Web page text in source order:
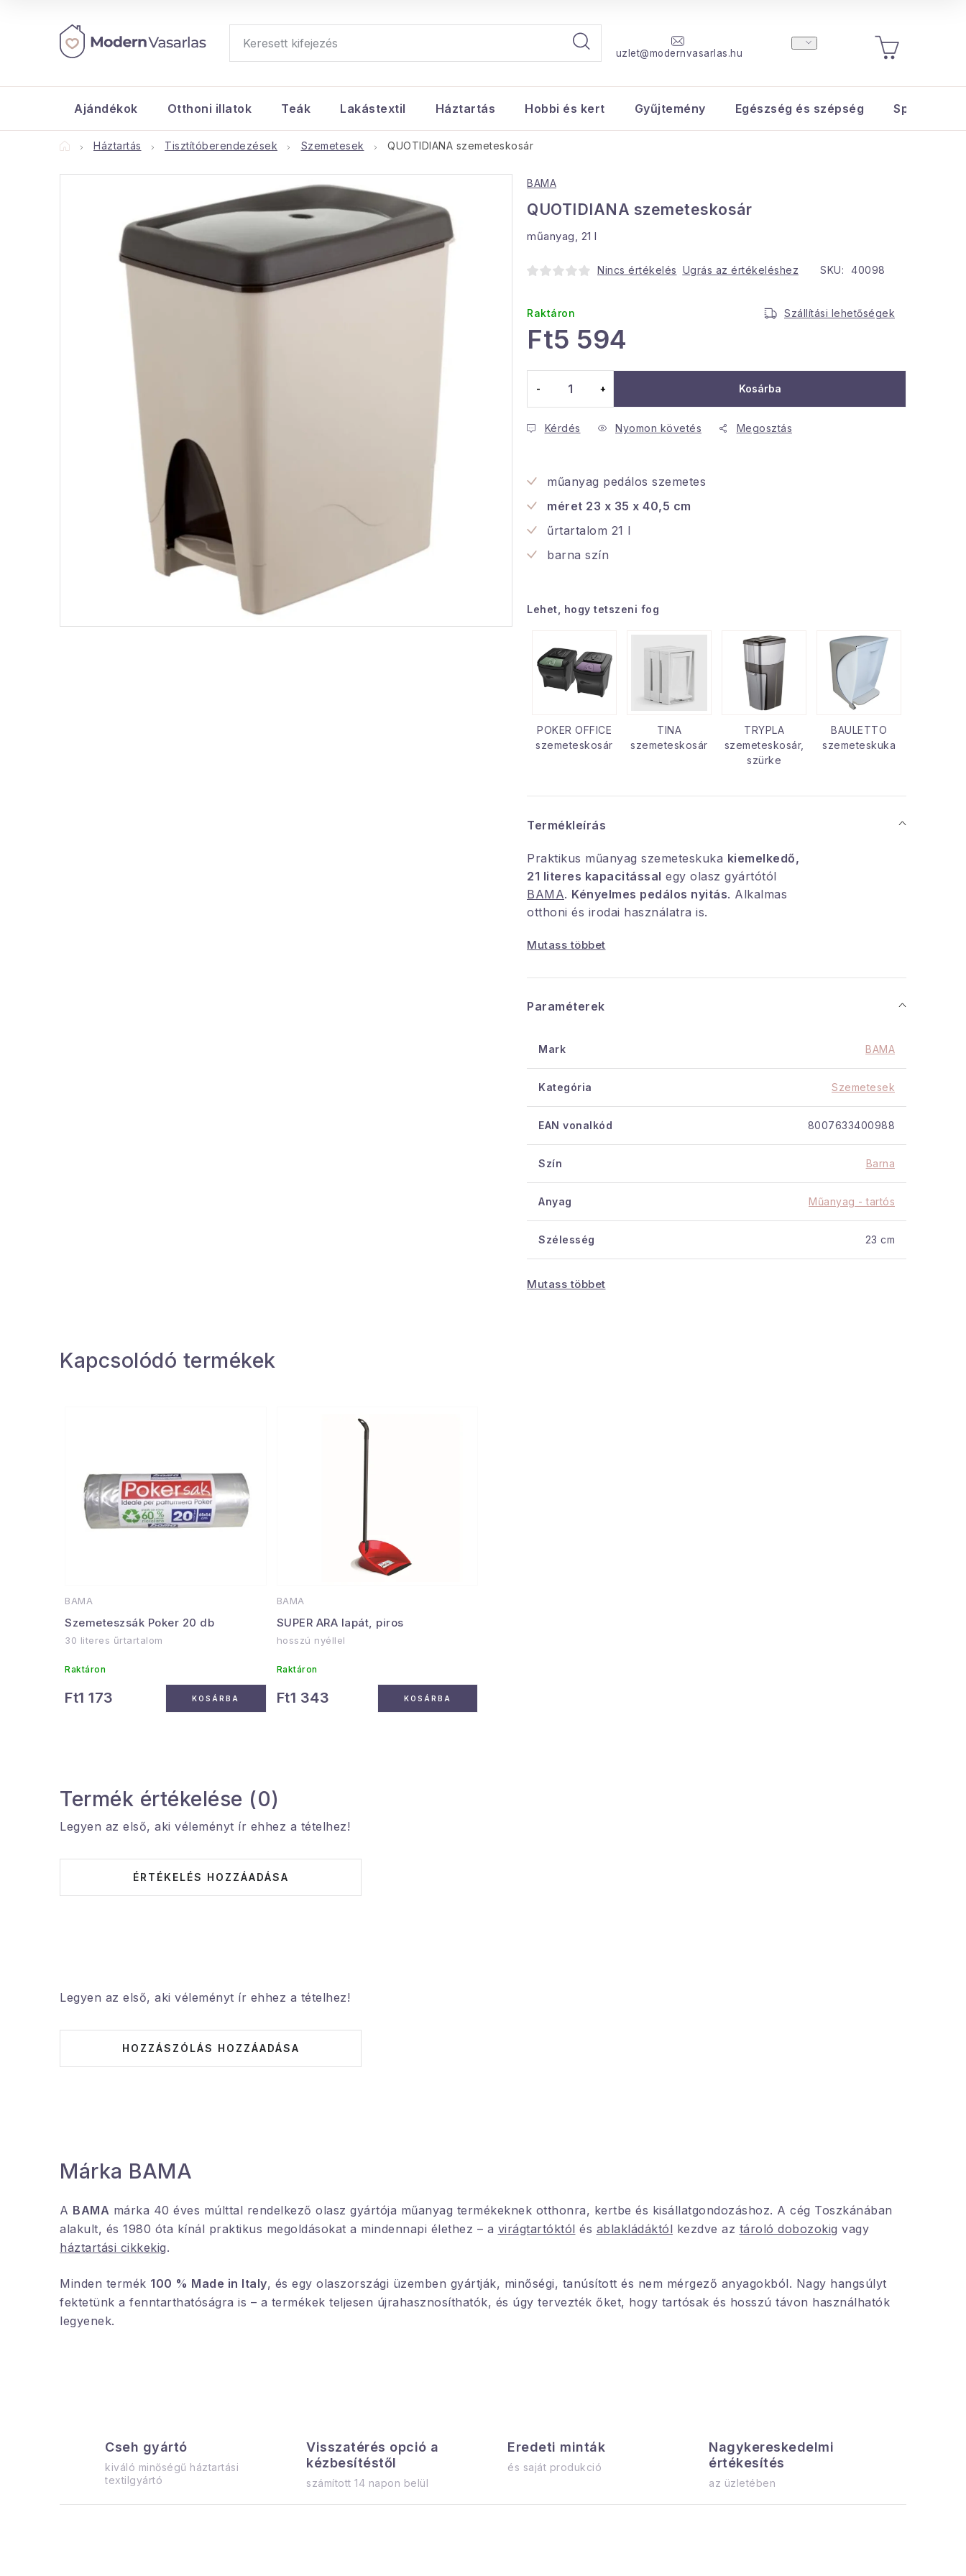
tartalomhoz
uzlet@modernvasarlas.hu
KOSÁR
Ajándékok Otthoni illatok Teák Lakástextil Háztartás Hobbi és kert Gyűjtemény Egészség és szépség Sport és
KezdőlapHáztartás Tisztítóberendezések Szemetesek QUOTIDIANA szemeteskosár
BAMA
QUOTIDIANA szemeteskosár
műanyag, 21 l
Nincs értékelés Ugrás az értékeléshez SKU: 40098
Raktáron Szállítási lehetőségek
Ft5 594
Kosárba
Kérdés Nyomon követés Megosztás
műanyag pedálos szemetes
méret 23 x 35 x 40,5 cm
űrtartalom 21 l
barna szín
Lehet, hogy tetszeni fog
POKER OFFICE
szemeteskosár
TINA
szemeteskosár
TRYPLA
szemeteskosár,
szürke
BAULETTO
szemeteskuka
Termékleírás
Praktikus műanyag szemeteskuka kiemelkedő,
21 literes kapacitással egy olasz gyártótól
BAMA. Kényelmes pedálos nyitás. Alkalmas
otthoni és irodai használatra is.
Méret: 23 x 35 x 40,5 cm
Szín: barna
Űrtartalom: 21 l
Minden
ütésálló
színtartó
Mutass többet
Paraméterek
Mark BAMA
Kategória Szemetesek
EAN vonalkód 8007633400988
Szín Barna
Anyag Műanyag - tartós
Szélesség 23 cm
Mutass többet
Cseh gyártó
kiváló minőségű háztartási
textilgyártó
Visszatérés opció a
kézbesítéstől
számított 14 napon belül
Eredeti minták
és saját produkció
Nagykereskedelmi
értékesítés
az üzletében
Termék értékelése (0)
Legyen az első, aki véleményt ír ehhez a tételhez!
ÉRTÉKELÉS HOZZÁADÁSA
Legyen az első, aki véleményt ír ehhez a tételhez!
HOZZÁSZÓLÁS HOZZÁADÁSA
Márka BAMA
A BAMA márka 40 éves múlttal rendelkező olasz gyártója műanyag termékeknek otthonra, kertbe és kisállatgondozáshoz. A cég Toszkánában
alakult, és 1980 óta kínál praktikus megoldásokat a mindennapi élethez – a virágtartóktól és ablakládáktól kezdve az tároló dobozokig vagy
háztartási cikkekig.
Minden termék 100 % Made in Italy, és egy olaszországi üzemben gyártják, minőségi, tanúsított és nem mérgező anyagokból. Nagy hangsúlyt
fektetünk a fenntarthatóságra is – a termékek teljesen újrahasznosíthatók, és úgy tervezték őket, hogy tartósak és hosszú távon használhatók
legyenek.
Kapcsolódó termékek
BAMA
Szemeteszsák Poker 20 db
30 literes űrtartalom
Raktáron
Ft1 173 KOSÁRBA
BAMA
SUPER ARA lapát, piros
hosszú nyéllel
Raktáron
Ft1 343 KOSÁRBA